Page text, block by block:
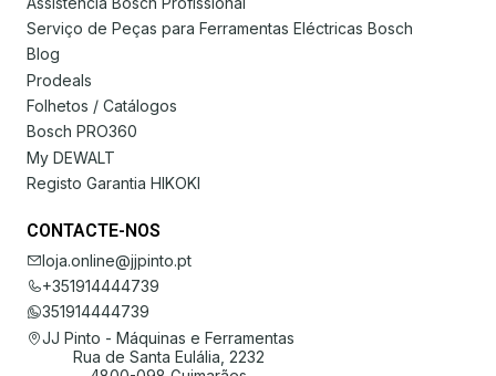
Serviço de Peças para Ferramentas Eléctricas Bosch
Blog
Prodeals
Folhetos / Catálogos
Bosch PRO360
My DEWALT
Registo Garantia HIKOKI
CONTACTE-NOS
loja.online@jjpinto.pt
+351914444739
351914444739
JJ Pinto - Máquinas e Ferramentas
Rua de Santa Eulália, 2232